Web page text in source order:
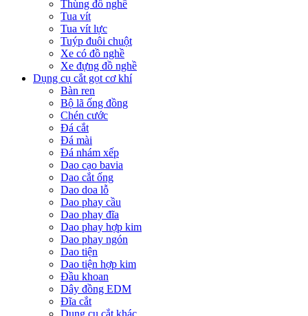
Thùng đồ nghề
Tua vít
Tua vít lực
Tuýp đuôi chuột
Xe có đồ nghề
Xe đựng đồ nghề
Dụng cụ cắt gọt cơ khí
Bàn ren
Bộ lã ống đồng
Chén cước
Đá cắt
Đá mài
Đá nhám xếp
Dao cạo bavia
Dao cắt ống
Dao doa lỗ
Dao phay cầu
Dao phay đĩa
Dao phay hợp kim
Dao phay ngón
Dao tiện
Dao tiện hợp kim
Đầu khoan
Dây đồng EDM
Đĩa cắt
Dụng cụ cắt khác